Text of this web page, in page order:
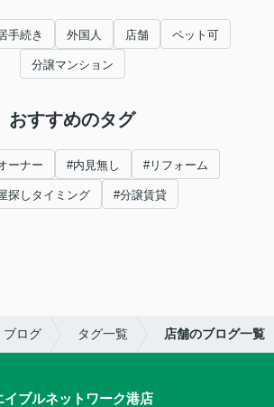
手続き 外国人 店舗 ペット可
分譲マンション
おすすめのタグ
ーナー #内見無し #リフォーム
探しタイミング #分譲賃貸
ブログ タグ一覧 店舗のブログ一覧
イブルネットワーク港店